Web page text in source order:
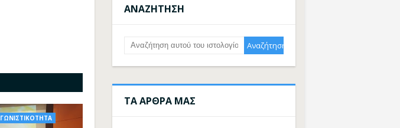
ΑΝΑΖΗΤΗΣΗ
ΤΑ ΑΡΘΡΑ ΜΑΣ